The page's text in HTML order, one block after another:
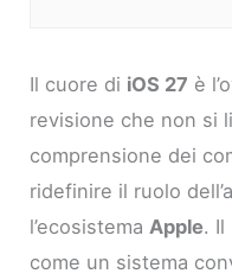
Il cuore di iOS 27 è
revisione che non si
comprensione dei
ridefinire il ruolo
l’ecosistema Apple. Il
come un sistema